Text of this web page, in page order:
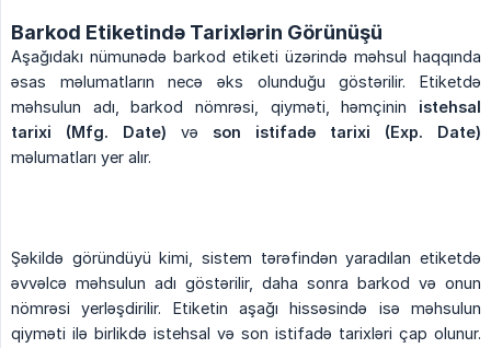
Barkod Etiketində Tarixlərin Görünüşü
Aşağıdakı nümunədə barkod etiketi üzərində məhsul haqqında
əsas məlumatların necə əks olunduğu göstərilir. Etiketdə
məhsulun adı, barkod nömrəsi, qiyməti, həmçinin istehsal
tarixi (Mfg. Date) və son istifadə tarixi (Exp. Date)
məlumatları yer alır.
Şəkildə göründüyü kimi, sistem tərəfindən yaradılan etiketdə
əvvəlcə məhsulun adı göstərilir, daha sonra barkod və onun
nömrəsi yerləşdirilir. Etiketin aşağı hissəsində isə məhsulun
qiyməti ilə birlikdə istehsal və son istifadə tarixləri çap olunur.